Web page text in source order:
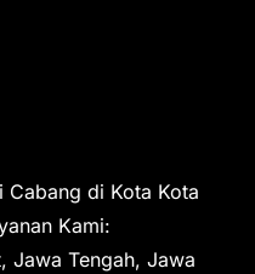
Cabang di Kota Kota
Kami:
Jawa Tengah, Jawa